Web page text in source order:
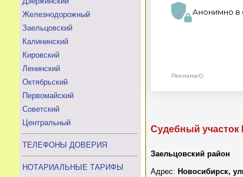
Железнодорожный
Заельцовский
Калининский
Кировский
Ленинский
Октябрьский
Первомайский
Советский
Центральный
ТЕЛЕФОНЫ ДОВЕРИЯ
НОТАРИАЛЬНЫЕ ТАРИФЫ
Судебный участок
Заельцовский район
Адрес: Новосибирск,